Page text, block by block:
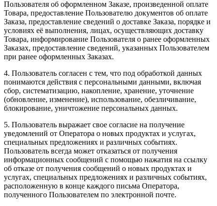
Пользователя об оформленном Заказе, произведенной оплате
Товара, предоставление Пользователю документов об оплате
Заказа, предоставление сведений о доставке Заказа, порядке и
условиях её выполнения, лицах, осуществляющих доставку
Товара, информирование Пользователя о ранее оформленных
Заказах, предоставление сведений, указанных Пользователем
при ранее оформленных Заказах.
4. Пользователь согласен с тем, что под обработкой данных
понимаются действия с персональными данными, включая
сбор, систематизацию, накопление, хранение, уточнение
(обновление, изменение), использование, обезличивание,
блокирование, уничтожение персональных данных.
5. Пользователь выражает свое согласие на получение
уведомлений от Оператора о новых продуктах и услугах,
специальных предложениях и различных событиях.
Пользователь всегда может отказаться от получения
информационных сообщений с помощью нажатия на ссылку
об отказе от получения сообщений о новых продуктах и
услугах, специальных предложениях и различных событиях,
расположенную в конце каждого письма Оператора,
полученного Пользователем по электронной почте.